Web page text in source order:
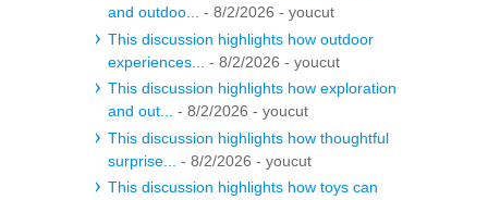
and outdoo...
- 8/2/2026 - youcut
This discussion highlights how outdoor
experiences...
- 8/2/2026 - youcut
This discussion highlights how exploration
and out...
- 8/2/2026 - youcut
This discussion highlights how thoughtful
surprise...
- 8/2/2026 - youcut
This discussion highlights how toys can